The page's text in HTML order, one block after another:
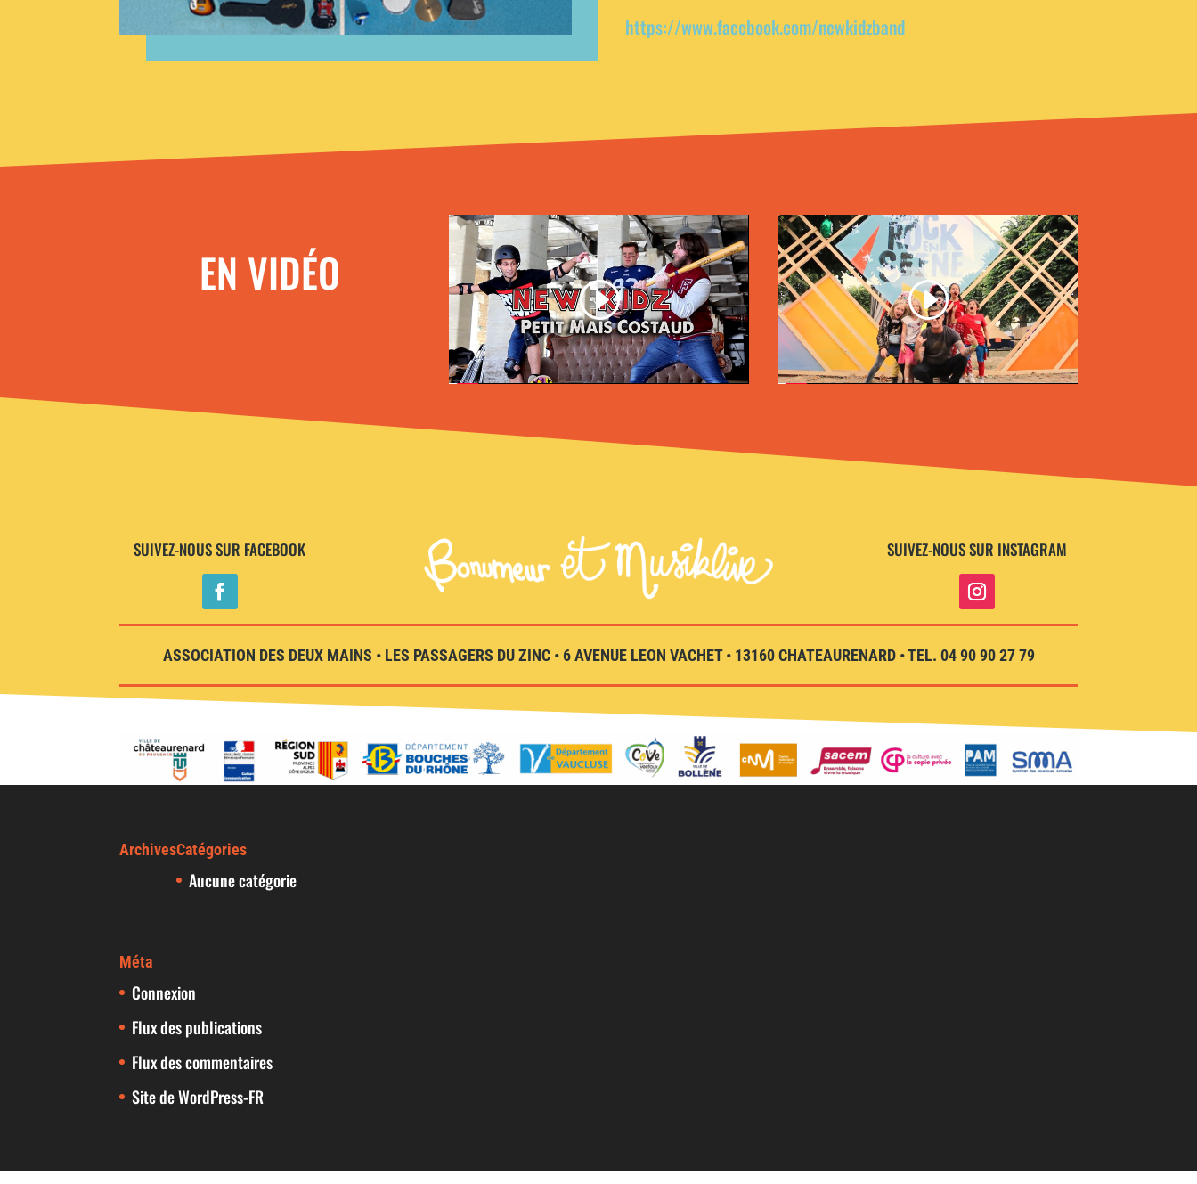
https://www.facebook.com/newkidzband
EN VIDÉO
SUIVEZ-NOUS SUR FACEBOOK SUIVEZ-NOUS SUR INSTAGRAM
ASSOCIATION DES DEUX MAINS • LES PASSAGERS DU ZINC • 6 AVENUE LEON VACHET • 13160 CHATEAURENARD • TEL. 04 90 90 27 79
ArchivesCatégories
Aucune catégorie
Méta
Connexion
Flux des publications
Flux des commentaires
Site de WordPress-FR